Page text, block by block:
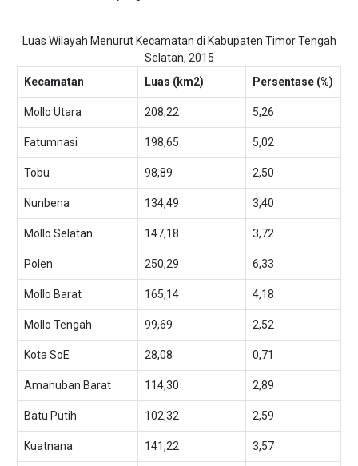
Luas Wilayah Menurut Kecamatan di Kabupaten Timor Tengah
Selatan, 2015
Kecamatan
Luas (km2) Persentase (%)
Mollo Utara 208,22 5,26
Fatumnasi 198,65 5,02
Tobu 98,89 2,50
Nunbena 134,49 3,40
Mollo Selatan 147,18 3,72
Polen 250,29 6,33
Mollo Barat 165,14 4,18
Mollo Tengah 99,69 2,52
Kota SoE 28,08 0,71
Amanuban Barat 114,30 2,89
Batu Putih 102,32 2,59
Kuatnana 141,22 3,57